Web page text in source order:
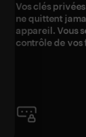
Vos clés
ne quittent
appareil. Vous
contrôle de vos